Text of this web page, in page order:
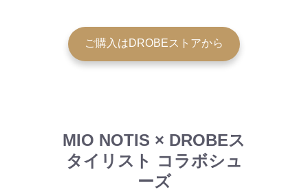
ご購入はDROBEストアから
MIO NOTIS × DROBEス
タイリスト コラボシュ
ーズ